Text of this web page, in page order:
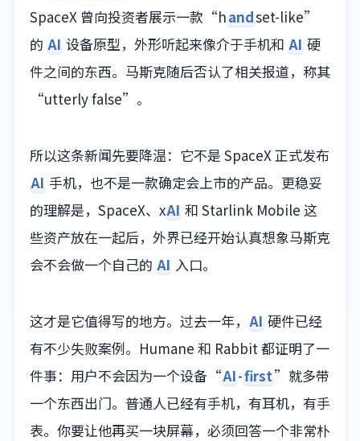
SpaceX 曾向投资者展示一款“handset-like”
的 AI 设备原型，外形听起来像介于手机和 AI 硬
件之间的东西。马斯克随后否认了相关报道，称其
“utterly false”。
所以这条新闻先要降温：它不是 SpaceX 正式发布
AI 手机，也不是一款确定会上市的产品。更稳妥
的理解是，SpaceX、xAI 和 Starlink Mobile 这
些资产放在一起后，外界已经开始认真想象马斯克
会不会做一个自己的 AI 入口。
这才是它值得写的地方。过去一年， AI 硬件已经
有不少失败案例。Humane 和 Rabbit 都证明了一
件事：用户不会因为一个设备“AI-first”就多带
一个东西出门。普通人已经有手机，有耳机，有手
表。你要让他再买一块屏幕，必须回答一个非常朴